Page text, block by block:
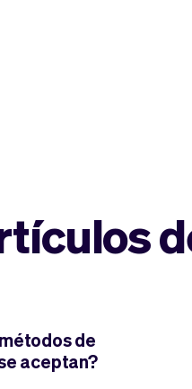
de
aceptan?